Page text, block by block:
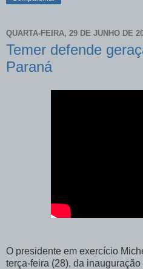
QUARTA-FEIRA, 29 DE JUNHO DE
Temer defende
O presidente em exercício
terça-feira (28), da